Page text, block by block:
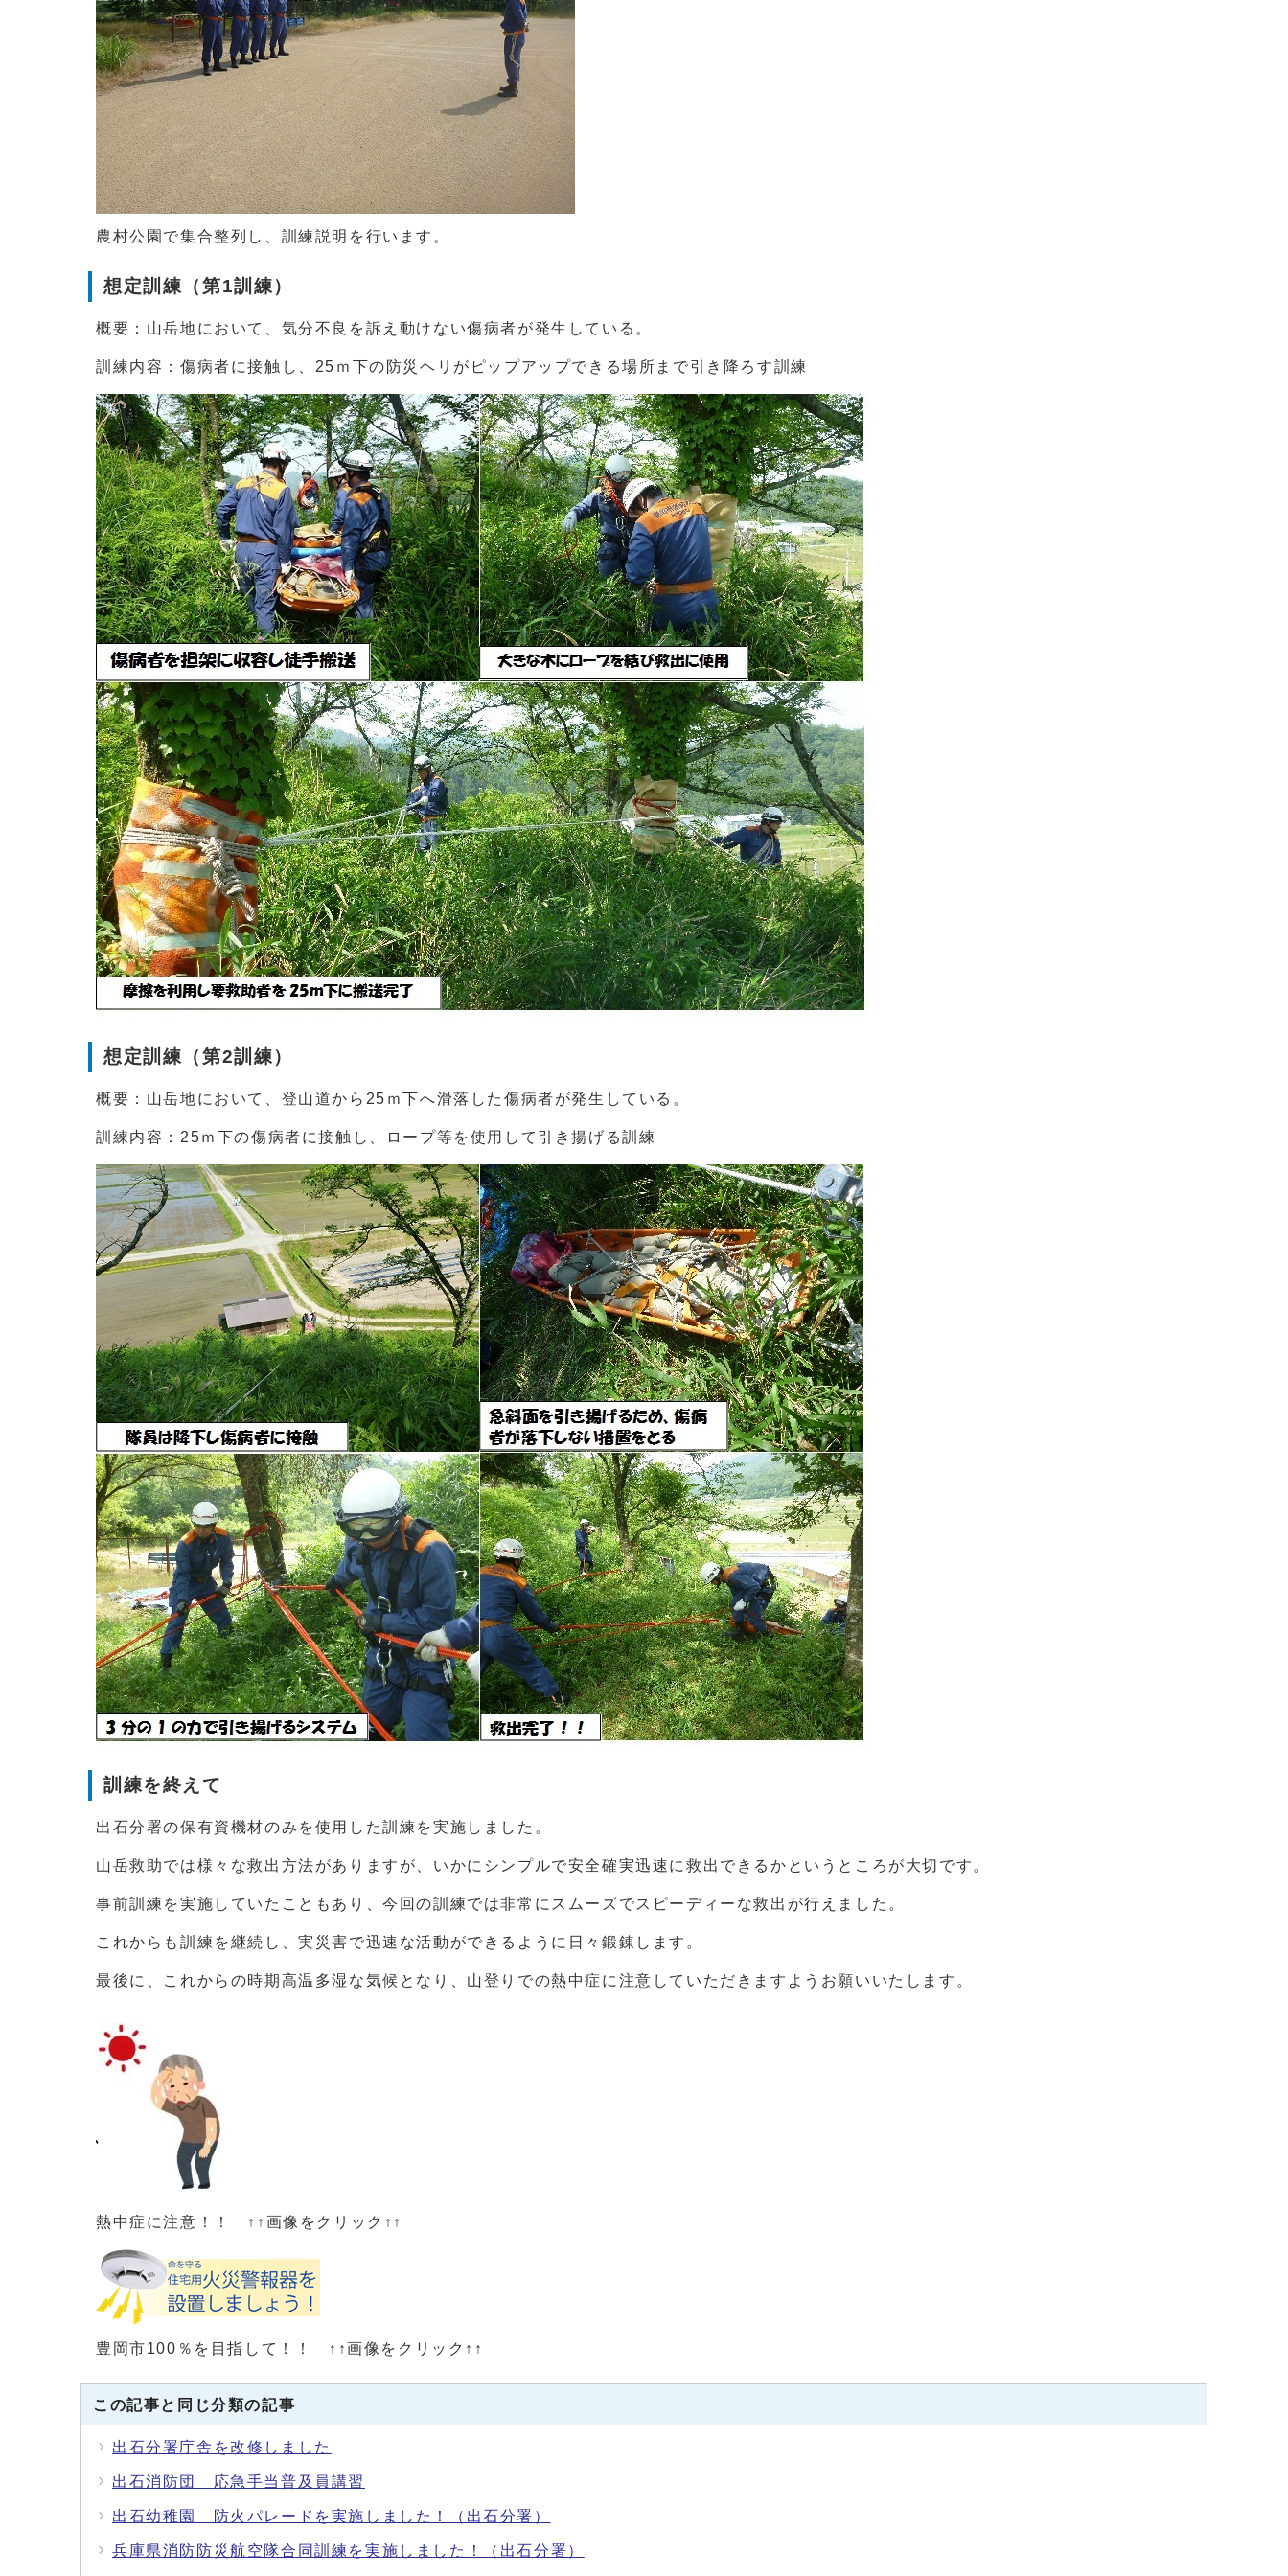
農村公園で集合整列し、訓練説明を行います。
想定訓練（第1訓練）
概要：山岳地において、気分不良を訴え動けない傷病者が発生している。
訓練内容：傷病者に接触し、25ｍ下の防災ヘリがピップアップできる場所まで引き降ろす訓練
想定訓練（第2訓練）
概要：山岳地において、登山道から25ｍ下へ滑落した傷病者が発生している。
訓練内容：25ｍ下の傷病者に接触し、ロープ等を使用して引き揚げる訓練
訓練を終えて
出石分署の保有資機材のみを使用した訓練を実施しました。
山岳救助では様々な救出方法がありますが、いかにシンプルで安全確実迅速に救出できるかというところが大切です。
事前訓練を実施していたこともあり、今回の訓練では非常にスムーズでスピーディーな救出が行えました。
これからも訓練を継続し、実災害で迅速な活動ができるように日々鍛錬します。
最後に、これからの時期高温多湿な気候となり、山登りでの熱中症に注意していただきますようお願いいたします。
熱中症に注意！！ ↑↑画像をクリック↑↑
豊岡市100％を目指して！！ ↑↑画像をクリック↑↑
この記事と同じ分類の記事
出石分署庁舎を改修しました
出石消防団 応急手当普及員講習
出石幼稚園 防火パレードを実施しました！（出石分署）
兵庫県消防防災航空隊合同訓練を実施しました！（出石分署）